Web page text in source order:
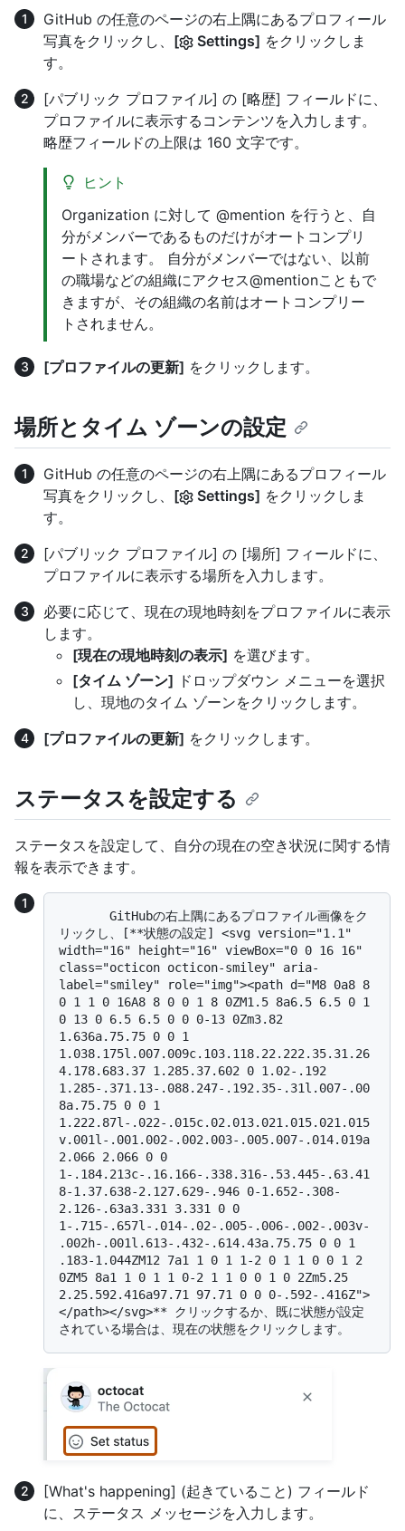
GitHub の任意のページの右上隅にあるプロフィール
写真をクリックし、 [ Settings] をクリックしま
す。
[パブリック プロファイル] の [略歴] フィールドに、
プロファイルに表示するコンテンツを入力します。
略歴フィールドの上限は 160 文字です。
ヒント
Organization に対して @mention を行うと、自
分がメンバーであるものだけがオートコンプリ
ートされます。 自分がメンバーではない、以前
の職場などの組織にアクセス@mentionこともで
きますが、その組織の名前はオートコンプリー
トされません。
[プロファイルの更新] をクリックします。
場所とタイム ゾーンの設定
GitHub の任意のページの右上隅にあるプロフィール
写真をクリックし、 [ Settings] をクリックしま
す。
[パブリック プロファイル] の [場所] フィールドに、
プロファイルに表示する場所を入力します。
必要に応じて、現在の現地時刻をプロファイルに表示
します。
[現在の現地時刻の表示] を選びます。
[タイム ゾーン] ドロップダウン メニューを選択
し、現地のタイム ゾーンをクリックします。
[プロファイルの更新] をクリックします。
ステータスを設定する
ステータスを設定して、自分の現在の空き状況に関する情
報を表示できます。
リックし、[**状態の設定] <svg version="1.1"
width="16" height="16" viewBox="0 0 16 16"
class="octicon octicon-smiley" aria-
label="smiley" role="img"><path d="M8 0a8 8
0 1 1 0 16A8 8 0 0 1 8 0ZM1.5 8a6.5 6.5 0 1
0 13 0 6.5 6.5 0 0 0-13 0Zm3.82
1.636a.75.75 0 0 1
1.038.175l.007.009c.103.118.22.222.35.31.26
4.178.683.37 1.285.37.602 0 1.02-.192
1.285-.371.13-.088.247-.192.35-.31l.007-.00
8a.75.75 0 0 1
1.222.87l-.022-.015c.02.013.021.015.021.015
v.001l-.001.002-.002.003-.005.007-.014.019a
2.066 2.066 0 0
1-.184.213c-.16.166-.338.316-.53.445-.63.41
8-1.37.638-2.127.629-.946 0-1.652-.308-
2.126-.63a3.331 3.331 0 0
1-.715-.657l-.014-.02-.005-.006-.002-.003v-
.002h-.001l.613-.432-.614.43a.75.75 0 0 1
.183-1.044ZM12 7a1 1 0 1 1-2 0 1 1 0 0 1 2
0ZM5 8a1 1 0 1 1 0-2 1 1 0 0 1 0 2Zm5.25
2.25.592.416a97.71 97.71 0 0 0-.592-.416Z">
</path></svg>** クリックするか、既に状態が設定
[What's happening] (起きていること) フィールド
に、ステータス メッセージを入力します。